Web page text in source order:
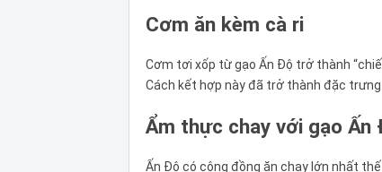
Cơm ăn kèm cà ri
Cơm tơi xốp từ gạo Ấn Độ trở thành
Cách kết hợp này đã trở thành đặc
Ẩm thực chay với gạo Ấn
Ấn Độ có cộng đồng ăn chay lớn nhất